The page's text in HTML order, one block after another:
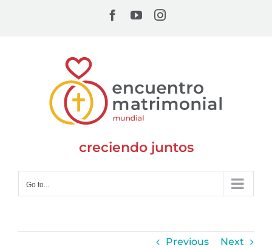
Facebook
YouTubeInstagram
creciendo juntos
Go to...
Previous Next